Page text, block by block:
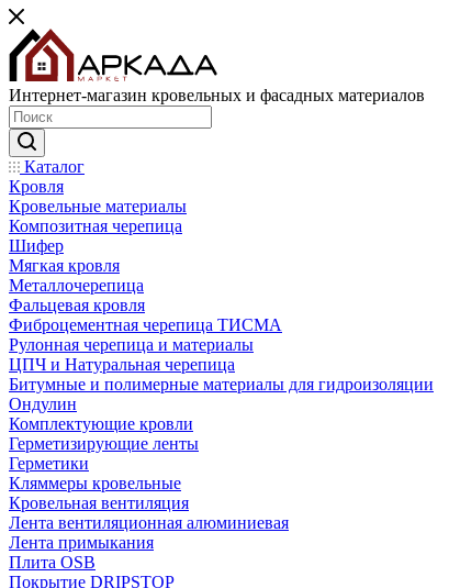
Интернет-магазин кровельных и фасадных материалов
Каталог
Кровля
Кровельные материалы
Композитная черепица
Шифер
Мягкая кровля
Металлочерепица
Фальцевая кровля
Фиброцементная черепица ТИСМА
Рулонная черепица и материалы
ЦПЧ и Натуральная черепица
Битумные и полимерные материалы для гидроизоляции
Ондулин
Комплектующие кровли
Герметизирующие ленты
Герметики
Кляммеры кровельные
Кровельная вентиляция
Лента вентиляционная алюминиевая
Лента примыкания
Плита OSB
Покрытие DRIPSTOP